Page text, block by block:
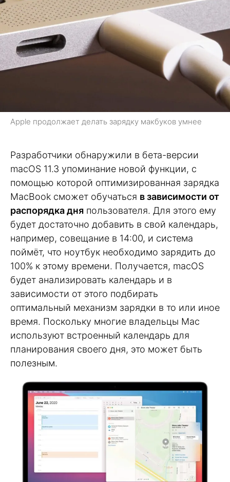
Apple продолжает делать зарядку макбуков умнее
Разработчики обнаружили в бета-версии
macOS 11.3 упоминание новой функции, с
помощью которой оптимизированная зарядка
MacBook сможет обучаться в зависимости от
распорядка дня пользователя. Для этого ему
будет достаточно добавить в свой календарь,
например, совещание в 14:00, и система
поймёт, что ноутбук необходимо зарядить до
100% к этому времени. Получается, macOS
будет анализировать календарь и в
зависимости от этого подбирать
оптимальный механизм зарядки в то или иное
время. Поскольку многие владельцы Mac
используют встроенный календарь для
планирования своего дня, это может быть
полезным.